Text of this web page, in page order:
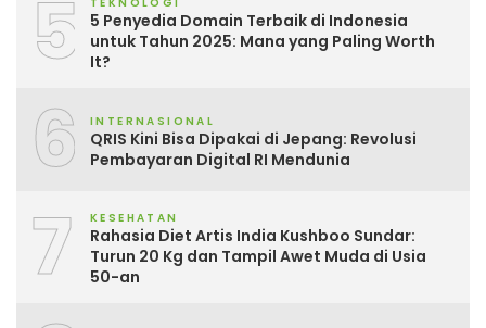
5
5 Penyedia Domain Terbaik di Indonesia
untuk Tahun 2025: Mana yang Paling Worth
It?
6 INTERNASIONAL
QRIS Kini Bisa Dipakai di Jepang: Revolusi
Pembayaran Digital RI Mendunia
7 KESEHATAN
Rahasia Diet Artis India Kushboo Sundar:
Turun 20 Kg dan Tampil Awet Muda di Usia
50-an